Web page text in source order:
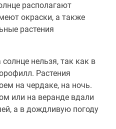
располагают
окраски, а также
растения
нельзя, так как в
Растения
на чердаке, на ночь.
или на веранде вдали
а в дождливую погоду